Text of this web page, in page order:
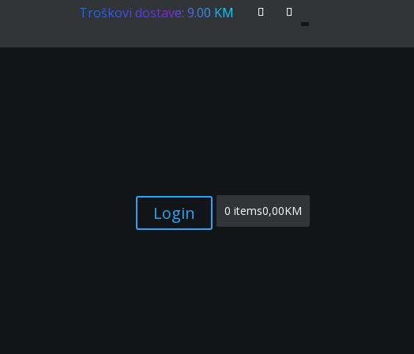
Troškovi dostave: 9.00 KM
Login 0 items0,00KM